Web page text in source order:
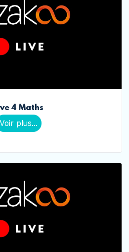
4 Maths
Voir plus...